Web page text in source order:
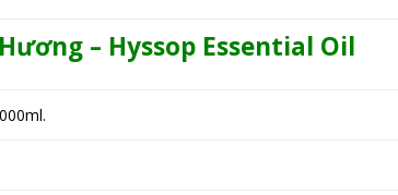
– Hyssop Essential Oil